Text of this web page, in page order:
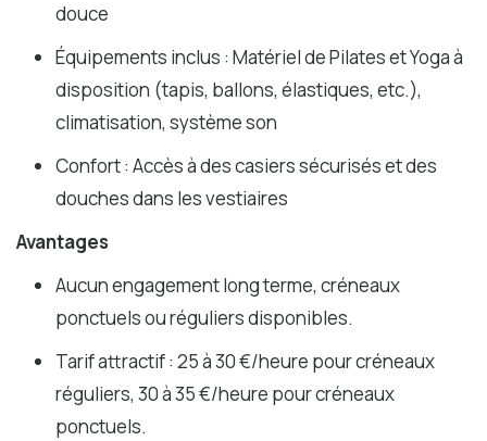
douce
Équipements inclus : Matériel de Pilates et Yoga à
disposition (tapis, ballons, élastiques, etc.),
climatisation, système son
Confort : Accès à des casiers sécurisés et des
douches dans les vestiaires
Avantages
Aucun engagement long terme, créneaux
ponctuels ou réguliers disponibles.
Tarif attractif : 25 à 30 €/heure pour créneaux
réguliers, 30 à 35 €/heure pour créneaux
ponctuels.